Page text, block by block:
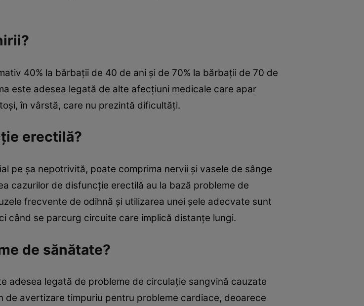
40% la bărbații de 40 de ani și de 70% la bărbații de 70 de
este adesea legată de alte afecțiuni medicale care apar
în vârstă, care nu prezintă dificultăți.
erectilă?
pe șa nepotrivită, poate comprima nervii și vasele de sânge
cazurilor de disfuncție erectilă au la bază probleme de
frecvente de odihnă și utilizarea unei șele adecvate sunt
când se parcurg circuite care implică distanțe lungi.
de sănătate?
adesea legată de probleme de circulație sangvină cauzate
avertizare timpuriu pentru probleme cardiace, deoarece